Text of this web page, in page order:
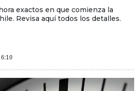
exactos en que comienza la
Revisa aquí todos los detalles.